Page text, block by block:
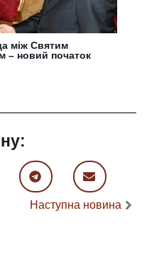
між Святим
– новий початок
Наступна новина